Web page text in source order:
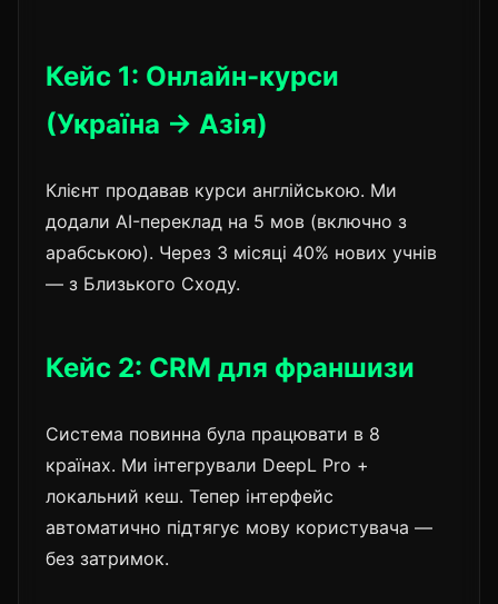
Кейс 1: Онлайн-курси
(Україна → Азія)
Клієнт продавав курси англійською. Ми
додали AI-переклад на 5 мов (включно з
арабською). Через 3 місяці 40% нових учнів
— з Близького Сходу.
Кейс 2: CRM для франшизи
Система повинна була працювати в 8
країнах. Ми інтегрували DeepL Pro +
локальний кеш. Тепер інтерфейс
автоматично підтягує мову користувача —
без затримок.